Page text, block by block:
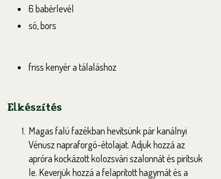
6 babérlevél
só, bors
friss kenyér a tálaláshoz
Elkészítés
Magas falú fazékban hevítsünk pár kanálnyi
Vénusz napraforgó-étolajat. Adjuk hozzá az
apróra kockázott kolozsvári szalonnát és pirítsuk
le. Keverjük hozzá a felaprított hagymát és a